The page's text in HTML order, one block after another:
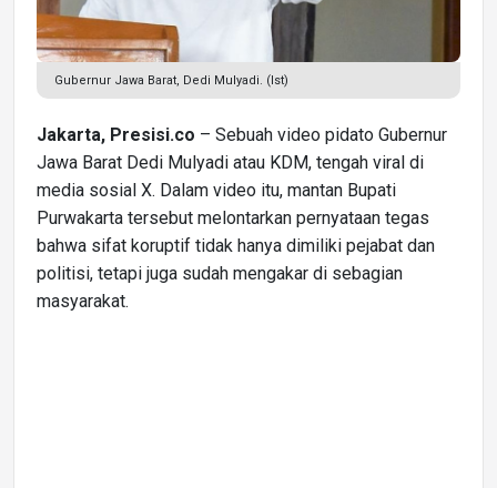
Gubernur Jawa Barat, Dedi Mulyadi. (Ist)
Jakarta, Presisi.co – Sebuah video pidato Gubernur
Jawa Barat Dedi Mulyadi atau KDM, tengah viral di
media sosial X. Dalam video itu, mantan Bupati
Purwakarta tersebut melontarkan pernyataan tegas
bahwa sifat koruptif tidak hanya dimiliki pejabat dan
politisi, tetapi juga sudah mengakar di sebagian
masyarakat.